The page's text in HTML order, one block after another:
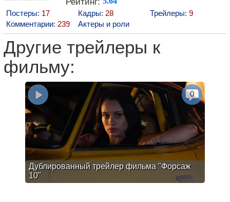
Постеры: 17 Кадры: 28 Трейлеры: 9
Комментарии: 239 Актеры и роли
Другие трейлеры к
фильму:
Дублированный трейлер фильма "Форсаж
10"
0